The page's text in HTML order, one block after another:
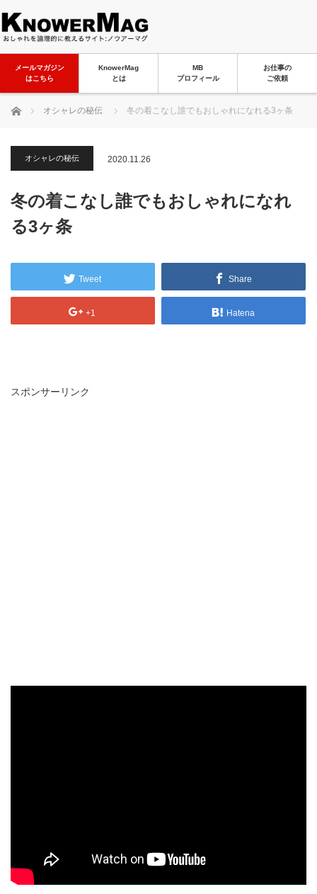
メールマガジン
はこちら
KnowerMag
とは
MB
プロフィール
お仕事の
ご依頼
ホーム オシャレの秘伝 冬の着こなし誰でもおしゃれになれる3ヶ条
オシャレの秘伝 2020.11.26
冬の着こなし誰でもおしゃれになれ
る3ヶ条
Tweet Share
+1 Hatena
スポンサーリンク